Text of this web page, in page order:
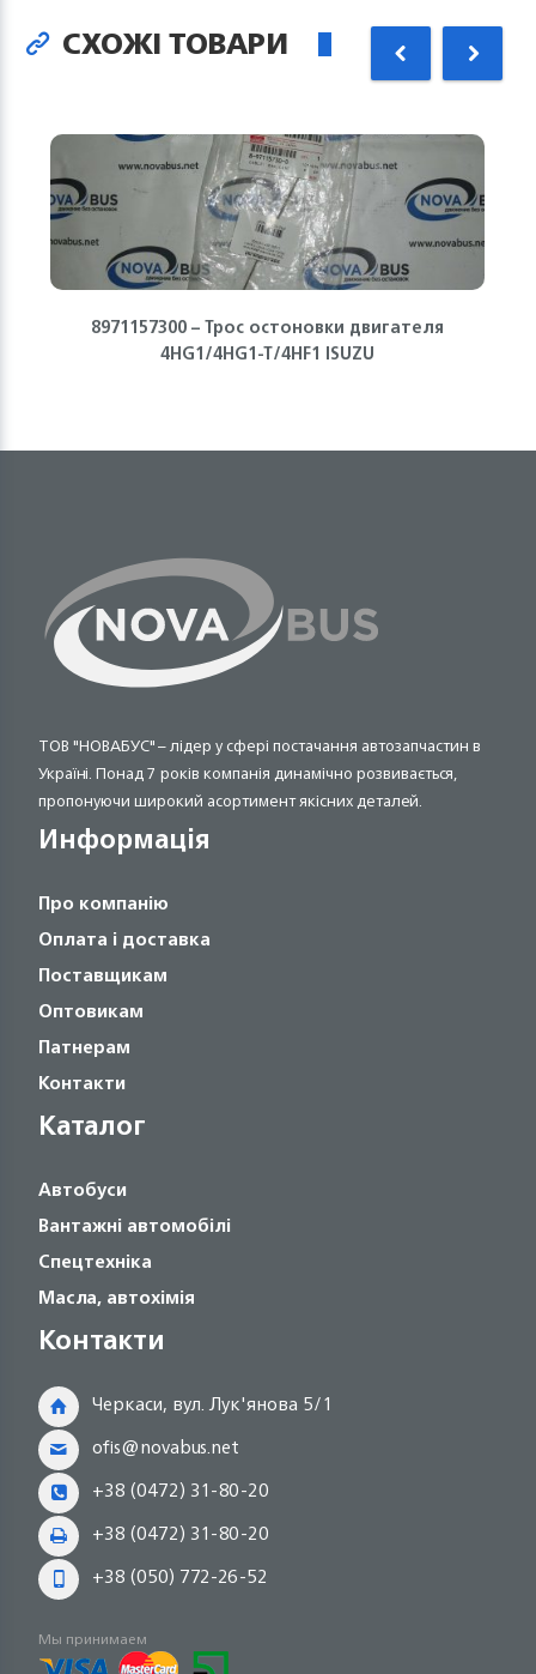
СХОЖІ ТОВАРИ
8971157300 – Трос остоновки двигателя
4HG1/4HG1-T/4HF1 ISUZU
ТОВ "НОВАБУС" – лідер у сфері постачання автозапчастин в
Україні. Понад 7 років компанія динамічно розвивається,
пропонуючи широкий асортимент якісних деталей.
Информація
Про компанію
Оплата і доставка
Поставщикам
Оптовикам
Патнерам
Контакти
Каталог
Автобуси
Вантажні автомобілі
Спецтехніка
Масла, автохімія
Контакти
Черкаси, вул. Лук'янова 5/1
ofis@novabus.net
+38 (0472) 31-80-20
+38 (0472) 31-80-20
+38 (050) 772-26-52
Мы принимаем